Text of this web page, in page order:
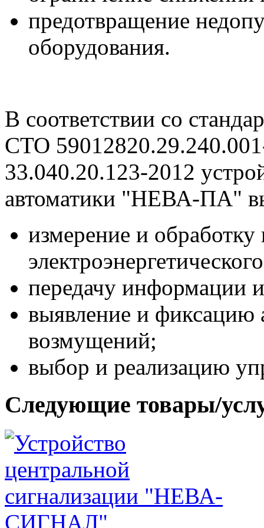
предотвращение
оборудования.
В соответствии со
СТО
33.040.20.123-2012
автоматики "НЕВА-ПА"
измерение и обработку
передачу информации
выявление и фиксацию
возмущений;
выбор и реализацию
Следующие товары/